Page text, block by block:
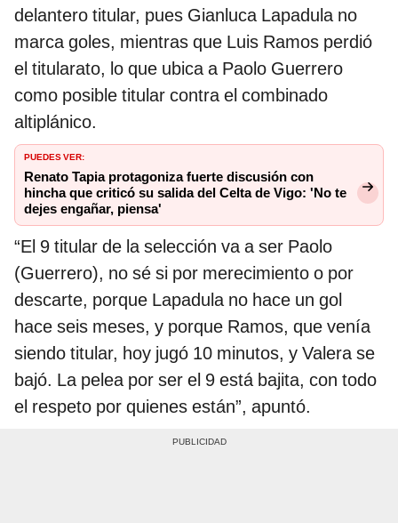
delantero titular, pues Gianluca Lapadula no
marca goles, mientras que Luis Ramos perdió
el titularato, lo que ubica a Paolo Guerrero
como posible titular contra el combinado
altiplánico.
PUEDES VER:
Renato Tapia protagoniza fuerte discusión con
hincha que criticó su salida del Celta de Vigo: 'No te
dejes engañar, piensa'
“El 9 titular de la selección va a ser Paolo
(Guerrero), no sé si por merecimiento o por
descarte, porque Lapadula no hace un gol
hace seis meses, y porque Ramos, que venía
siendo titular, hoy jugó 10 minutos, y Valera se
bajó. La pelea por ser el 9 está bajita, con todo
el respeto por quienes están”, apuntó.